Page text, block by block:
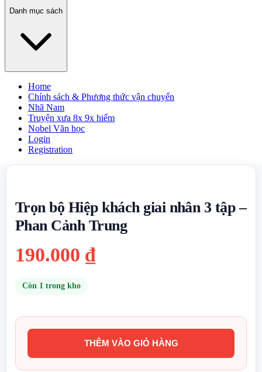
Danh mục sách
Home
Chính sách & Phương thức vận chuyển
Nhã Nam
Truyện xưa 8x 9x hiếm
Nobel Văn học
Login
Registration
Trọn bộ Hiệp khách giai nhân 3 tập –
Phan Cảnh Trung
190.000 ₫
Còn 1 trong kho
bộ
Hiệp
THÊM VÀO GIỎ HÀNG